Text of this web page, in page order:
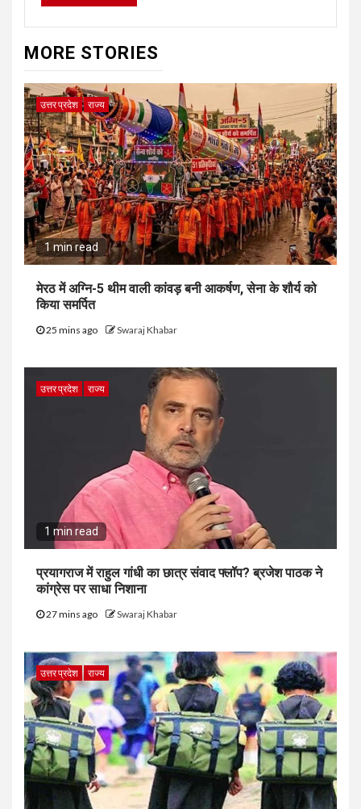
MORE STORIES
उत्तर प्रदेश राज्य
1 min read
मेरठ में अग्नि-5 थीम वाली कांवड़ बनी आकर्षण, सेना के शौर्य को
किया समर्पित
25 mins ago Swaraj Khabar
उत्तर प्रदेश राज्य
1 min read
प्रयागराज में राहुल गांधी का छात्र संवाद फ्लॉप? ब्रजेश पाठक ने
कांग्रेस पर साधा निशाना
27 mins ago Swaraj Khabar
उत्तर प्रदेश राज्य